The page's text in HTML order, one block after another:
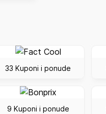
33 Kuponi i ponude
9 Kuponi i ponude